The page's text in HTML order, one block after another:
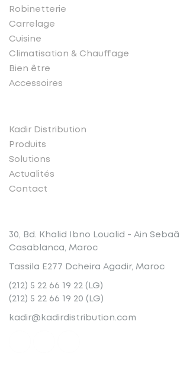
Robinetterie
Carrelage
Cuisine
Climatisation & Chauffage
Bien être
Accessoires
Kadir Distribution
Produits
Solutions
Actualités
Contact
30, Bd. Khalid Ibno Loualid - Ain Sebaâ
Casablanca, Maroc
Tassila E277 Dcheira Agadir, Maroc
(212) 5 22 66 19 22 (LG)
(212) 5 22 66 19 20 (LG)
kadir@kadirdistribution.com